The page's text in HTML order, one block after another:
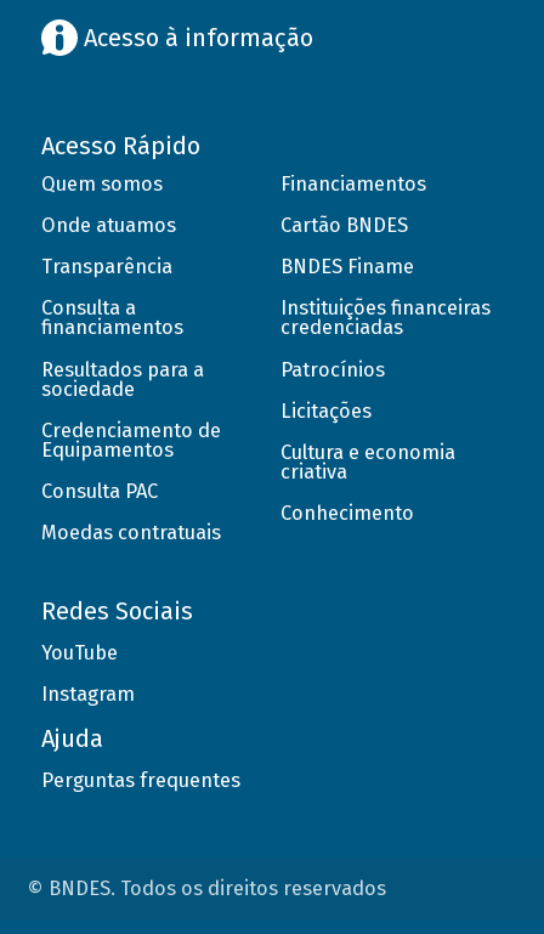
Acesso à informação
Acesso Rápido
Quem somos
Onde atuamos
Transparência
Consulta a
financiamentos
Resultados para a
sociedade
Credenciamento de
Equipamentos
Consulta PAC
Moedas contratuais
Financiamentos
Cartão BNDES
BNDES Finame
Instituições financeiras
credenciadas
Patrocínios
Licitações
Cultura e economia
criativa
Conhecimento
Redes Sociais
YouTube
Instagram
Ajuda
Perguntas frequentes
© BNDES. Todos os direitos reservados